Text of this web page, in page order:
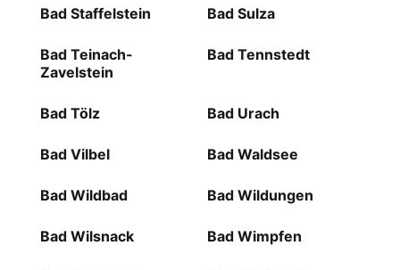
Bad Staffelstein Bad Sulza
Bad Teinach-
Zavelstein
Bad Tennstedt
Bad Tölz Bad Urach
Bad Vilbel Bad Waldsee
Bad Wildbad Bad Wildungen
Bad Wilsnack Bad Wimpfen